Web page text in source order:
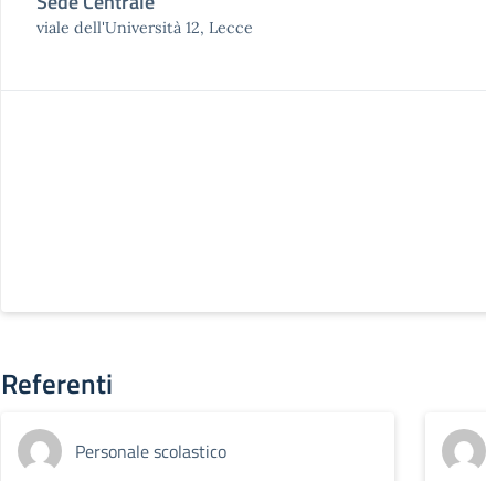
viale dell'Università 12, Lecce
Referenti
Personale scolastico